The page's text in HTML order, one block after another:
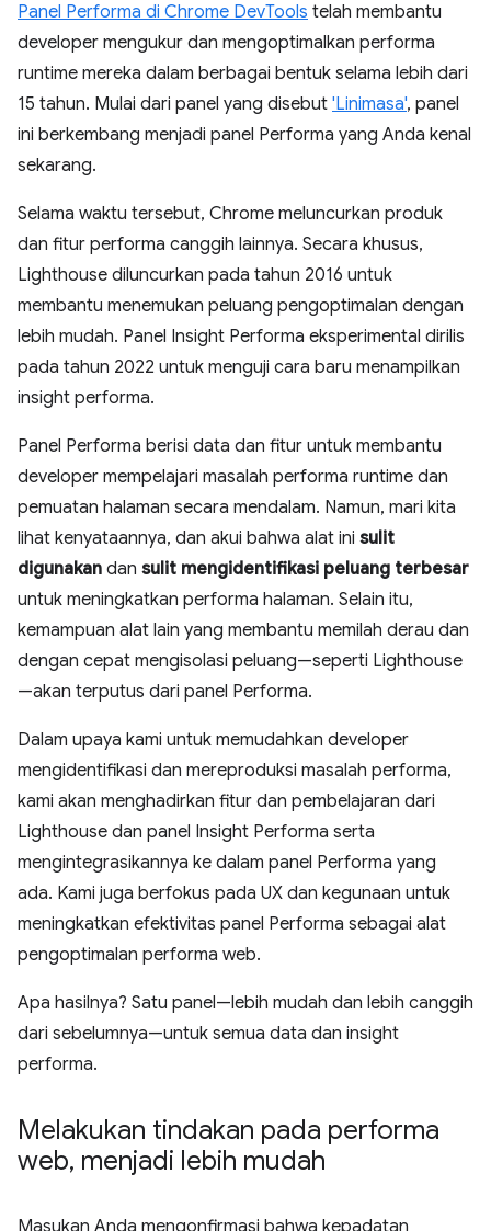
Panel Performa di Chrome DevTools telah membantu
developer mengukur dan mengoptimalkan performa
runtime mereka dalam berbagai bentuk selama lebih dari
15 tahun. Mulai dari panel yang disebut 'Linimasa', panel
ini berkembang menjadi panel Performa yang Anda kenal
sekarang.
Selama waktu tersebut, Chrome meluncurkan produk
dan fitur performa canggih lainnya. Secara khusus,
Lighthouse diluncurkan pada tahun 2016 untuk
membantu menemukan peluang pengoptimalan dengan
lebih mudah. Panel Insight Performa eksperimental dirilis
pada tahun 2022 untuk menguji cara baru menampilkan
insight performa.
Panel Performa berisi data dan fitur untuk membantu
developer mempelajari masalah performa runtime dan
pemuatan halaman secara mendalam. Namun, mari kita
lihat kenyataannya, dan akui bahwa alat ini sulit
digunakan dan sulit mengidentifikasi peluang terbesar
untuk meningkatkan performa halaman. Selain itu,
kemampuan alat lain yang membantu memilah derau dan
dengan cepat mengisolasi peluang—seperti Lighthouse
—akan terputus dari panel Performa.
Dalam upaya kami untuk memudahkan developer
mengidentifikasi dan mereproduksi masalah performa,
kami akan menghadirkan fitur dan pembelajaran dari
Lighthouse dan panel Insight Performa serta
mengintegrasikannya ke dalam panel Performa yang
ada. Kami juga berfokus pada UX dan kegunaan untuk
meningkatkan efektivitas panel Performa sebagai alat
pengoptimalan performa web.
Apa hasilnya? Satu panel—lebih mudah dan lebih canggih
dari sebelumnya—untuk semua data dan insight
performa.
Melakukan tindakan pada performa
web, menjadi lebih mudah
Masukan Anda mengonfirmasi bahwa kepadatan